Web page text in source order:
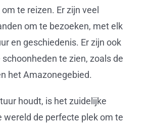
te reizen. Er zijn veel
om te bezoeken, met elk
en geschiedenis. Er zijn ook
te zien, zoals de
het Amazonegebied.
houdt, is het zuidelijke
wereld de perfecte plek om te